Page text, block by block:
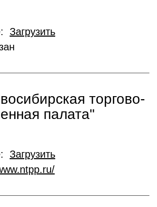
Загрузить
торгово-
палата"
Загрузить